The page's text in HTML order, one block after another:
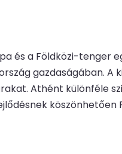
és a Földközi-
gazdaságában.
Athént különféle